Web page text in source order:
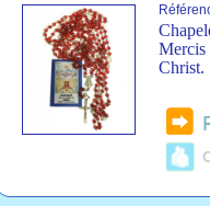
Mercis
Christ.